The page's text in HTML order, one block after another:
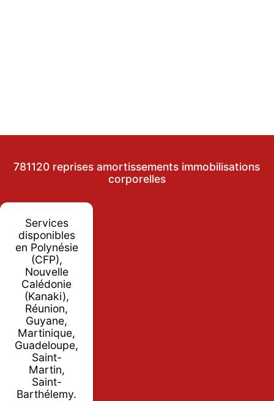
781120 reprises amortissements immobilisations
corporelles
Services
disponibles
en Polynésie
(CFP),
Nouvelle
Calédonie
(Kanaki),
Réunion,
Guyane,
Martinique,
Guadeloupe,
Saint-
Martin,
Saint-
Barthélemy.